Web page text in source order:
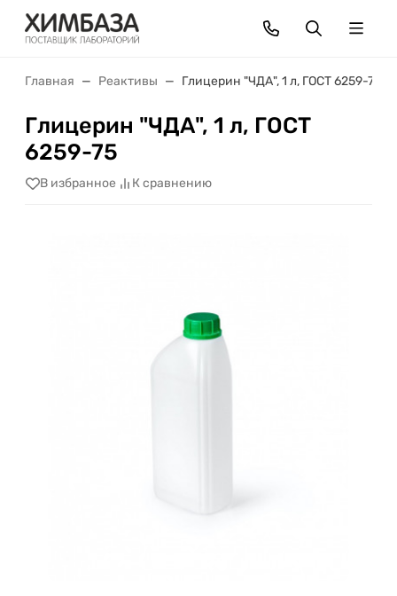
Главная Реактивы Глицерин "ЧДА", 1 л, ГОСТ 6259-75
Глицерин "ЧДА", 1 л, ГОСТ
6259-75
В избранное К сравнению